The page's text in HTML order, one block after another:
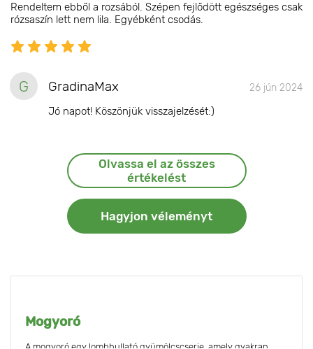
Rendeltem ebből a rozsából. Szépen fejlődött egészséges csak
rózsaszín lett nem lila. Egyébként csodás.
G GradinaMax 26 jún 2024
Jó napot! Köszönjük visszajelzését:)
Olvassa el az összes
értékelést
Hagyjon véleményt
Mogyoró
A mogyoró egy lombhullató gyümölcscserje, amely gyakran